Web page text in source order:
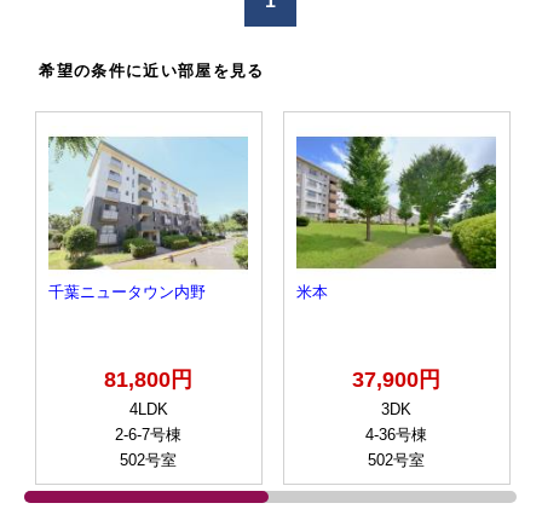
希望の条件に近い部屋を見る
千葉ニュータウン内野
81,800円
4LDK
2-6-7号棟
502号室
米本
37,900円
3DK
4-36号棟
502号室